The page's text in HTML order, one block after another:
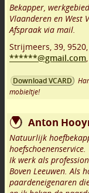
Bekapper,
Vlaanderen en West
Afspraak via mail.
Strijmeers, 39, 9520,
******@gmail.com,
Download VCARD
mobieltje!
Anton
Natuurlijk
hoefschoenenservice.
Ik werk als
Boven Leeuwen. Als
paardeneigenaren